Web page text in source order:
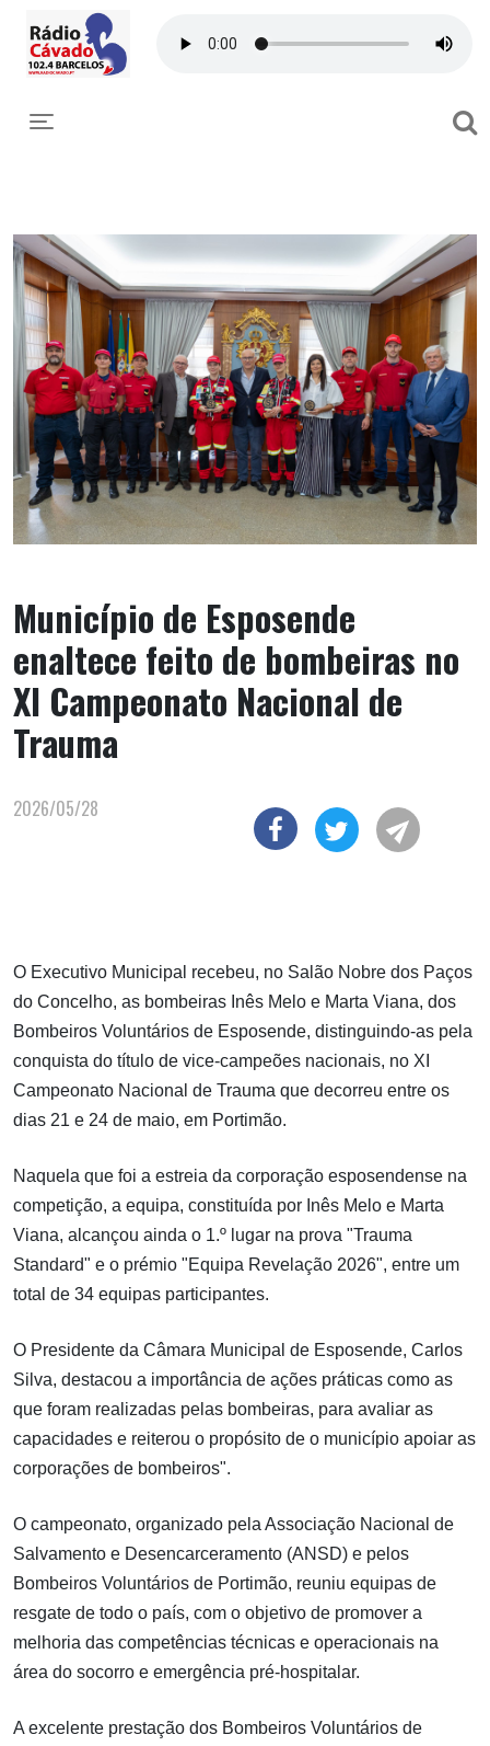
Toggle navigation
Município de Esposende
enaltece feito de bombeiras no
XI Campeonato Nacional de
Trauma
2026/05/28
O Executivo Municipal recebeu, no Salão Nobre dos Paços
do Concelho, as bombeiras Inês Melo e Marta Viana, dos
Bombeiros Voluntários de Esposende, distinguindo-as pela
conquista do título de vice-campeões nacionais, no XI
Campeonato Nacional de Trauma que decorreu entre os
dias 21 e 24 de maio, em Portimão.
Naquela que foi a estreia da corporação esposendense na
competição, a equipa, constituída por Inês Melo e Marta
Viana, alcançou ainda o 1.º lugar na prova "Trauma
Standard" e o prémio "Equipa Revelação 2026", entre um
total de 34 equipas participantes.
O Presidente da Câmara Municipal de Esposende, Carlos
Silva, destacou a importância de ações práticas como as
que foram realizadas pelas bombeiras, para avaliar as
capacidades e reiterou o propósito de o município apoiar as
corporações de bombeiros".
O campeonato, organizado pela Associação Nacional de
Salvamento e Desencarceramento (ANSD) e pelos
Bombeiros Voluntários de Portimão, reuniu equipas de
resgate de todo o país, com o objetivo de promover a
melhoria das competências técnicas e operacionais na
área do socorro e emergência pré-hospitalar.
A excelente prestação dos Bombeiros Voluntários de